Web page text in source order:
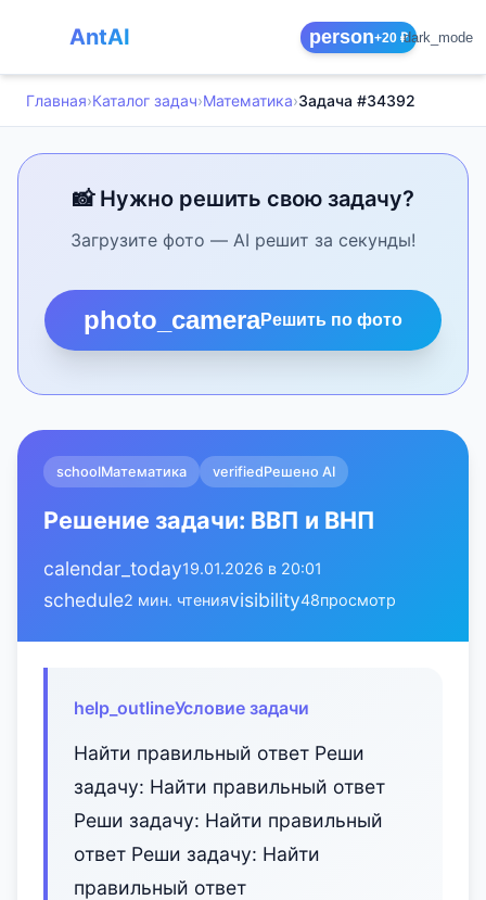
AntAI person+20 ₽dark_mode
Главная›Каталог задач›Математика›Задача #34392
📸 Нужно решить свою задачу?
Загрузите фото — AI решит за секунды!
photo_cameraРешить по фото
schoolМатематика verifiedРешено AI
Решение задачи: ВВП и ВНП
calendar_today19.01.2026 в 20:01
schedule2 мин. чтенияvisibility48просмотр
help_outlineУсловие задачи
Найти правильный ответ Реши
задачу: Найти правильный ответ
Реши задачу: Найти правильный
ответ Реши задачу: Найти
правильный ответ